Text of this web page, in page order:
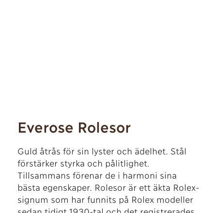
Everose Rolesor
Guld åtrås för sin lyster och ädelhet. Stål
förstärker styrka och pålitlighet.
Tillsammans förenar de i harmoni sina
bästa egenskaper. Rolesor är ett äkta Rolex-
signum som har funnits på Rolex modeller